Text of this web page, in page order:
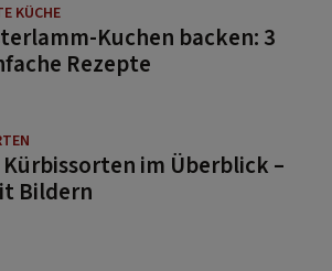
KÜCHE
Kuchen backen: 3
Rezepte
Kürbissorten im Überblick –
Bildern